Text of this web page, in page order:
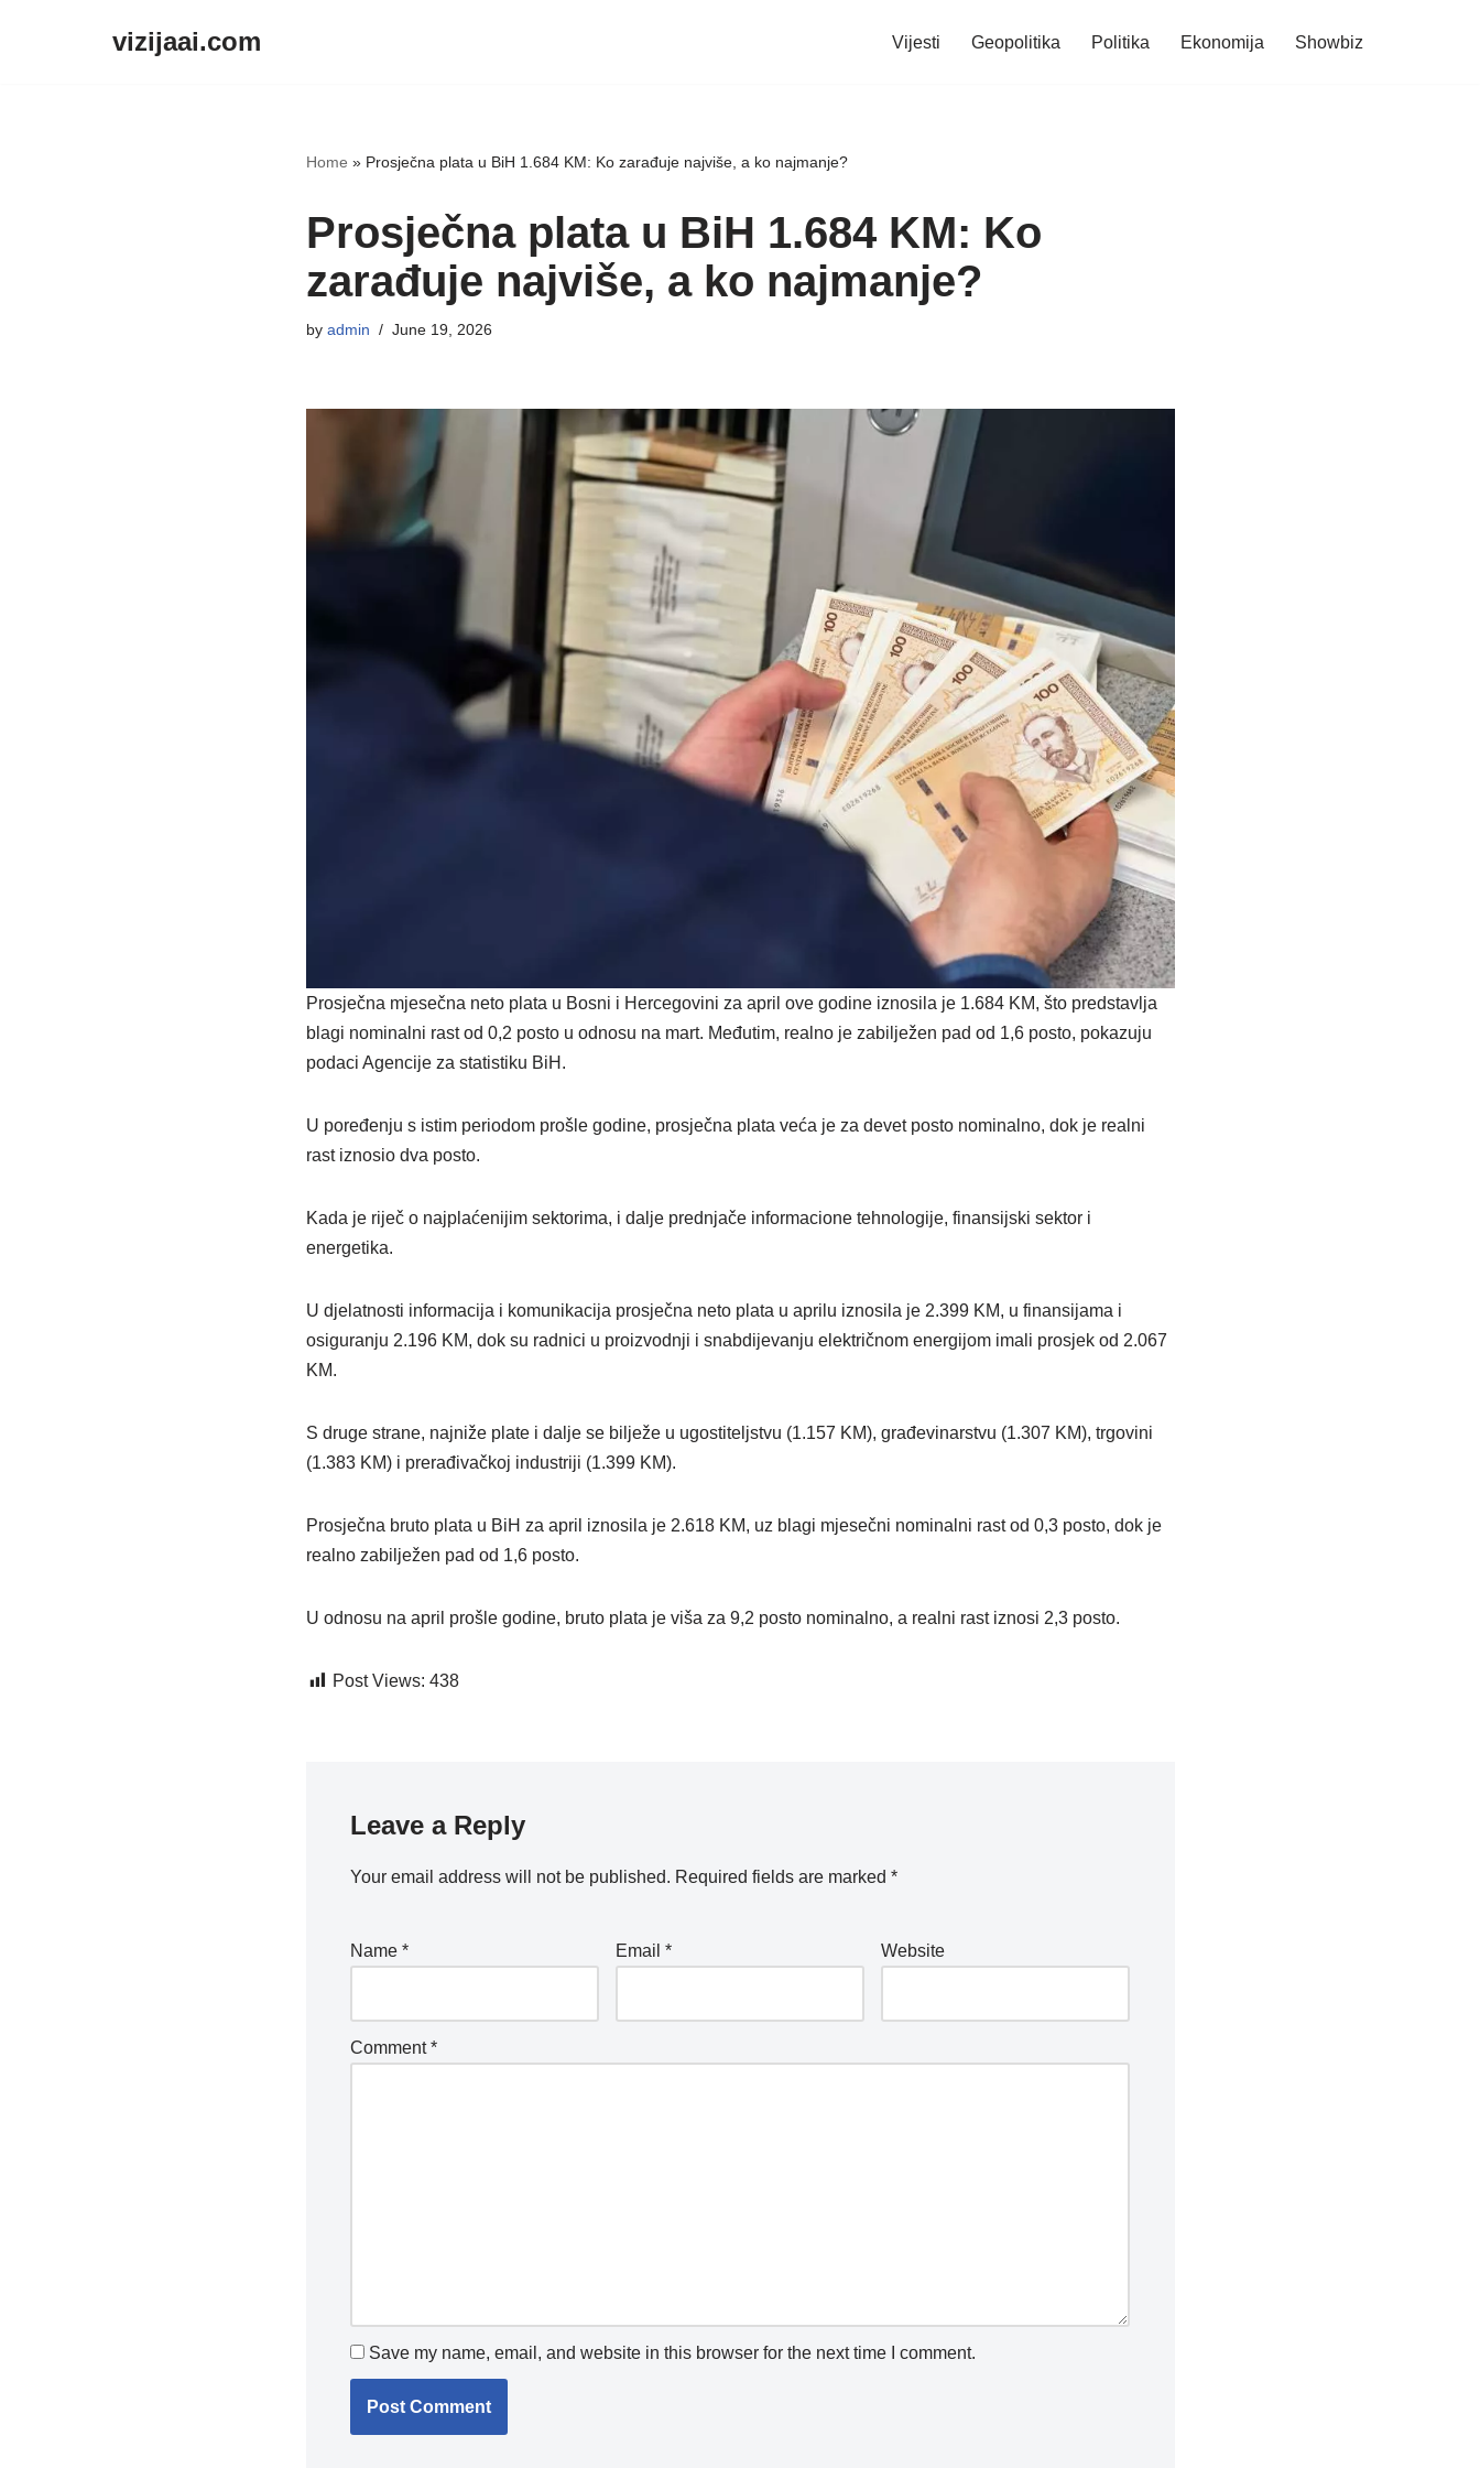
vizijaai.com Vijesti Geopolitika Politika Ekonomija Showbiz
Home » Prosječna plata u BiH 1.684 KM: Ko zarađuje najviše, a ko najmanje?
Prosječna plata u BiH 1.684 KM: Ko
zarađuje najviše, a ko najmanje?
by admin June 19, 2026
Prosječna mjesečna neto plata u Bosni i Hercegovini za april ove godine iznosila je 1.684 KM, što predstavlja
blagi nominalni rast od 0,2 posto u odnosu na mart. Međutim, realno je zabilježen pad od 1,6 posto, pokazuju
podaci Agencije za statistiku BiH.
U poređenju s istim periodom prošle godine, prosječna plata veća je za devet posto nominalno, dok je realni
rast iznosio dva posto.
Kada je riječ o najplaćenijim sektorima, i dalje prednjače informacione tehnologije, finansijski sektor i
energetika.
U djelatnosti informacija i komunikacija prosječna neto plata u aprilu iznosila je 2.399 KM, u finansijama i
osiguranju 2.196 KM, dok su radnici u proizvodnji i snabdijevanju električnom energijom imali prosjek od 2.067
KM.
S druge strane, najniže plate i dalje se bilježe u ugostiteljstvu (1.157 KM), građevinarstvu (1.307 KM), trgovini
(1.383 KM) i prerađivačkoj industriji (1.399 KM).
Prosječna bruto plata u BiH za april iznosila je 2.618 KM, uz blagi mjesečni nominalni rast od 0,3 posto, dok je
realno zabilježen pad od 1,6 posto.
U odnosu na april prošle godine, bruto plata je viša za 9,2 posto nominalno, a realni rast iznosi 2,3 posto.
Post Views: 438
Leave a Reply
Your email address will not be published. Required fields are marked *
Name * Email * Website
Comment*
Save my name, email, and website in this browser for the next time I comment.